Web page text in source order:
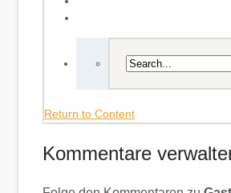
Return to Content
Kommentare